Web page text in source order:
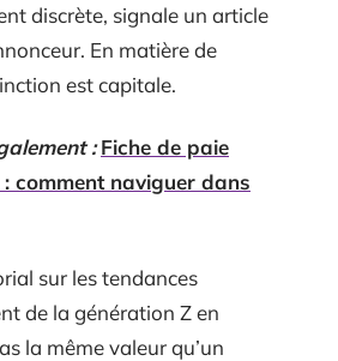
discrète, signale un article
En matière de
est capitale.
: Fiche de paie
comment naviguer dans
sur les tendances
de la génération Z en
la même valeur qu’un